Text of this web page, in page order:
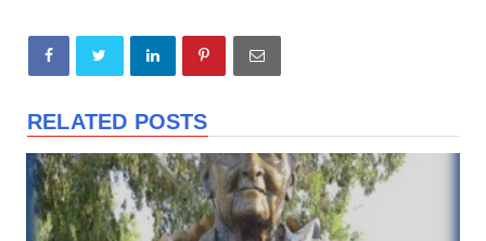
RELATED POSTS